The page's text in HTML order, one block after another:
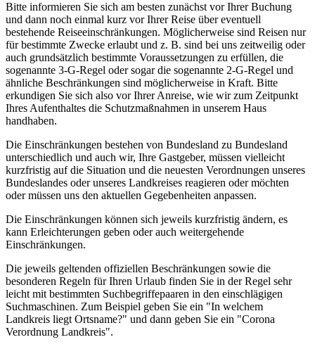
Bitte informieren Sie sich am besten zunächst vor Ihrer Buchung
und dann noch einmal kurz vor Ihrer Reise über eventuell
bestehende Reiseeinschränkungen. Möglicherweise sind Reisen nur
für bestimmte Zwecke erlaubt und z. B. sind bei uns zeitweilig oder
auch grundsätzlich bestimmte Voraussetzungen zu erfüllen, die
sogenannte 3-G-Regel oder sogar die sogenannte 2-G-Regel und
ähnliche Beschränkungen sind möglicherweise in Kraft. Bitte
erkundigen Sie sich also vor Ihrer Anreise, wie wir zum Zeitpunkt
Ihres Aufenthaltes die Schutzmaßnahmen in unserem Haus
handhaben.
Die Einschränkungen bestehen von Bundesland zu Bundesland
unterschiedlich und auch wir, Ihre Gastgeber, müssen vielleicht
kurzfristig auf die Situation und die neuesten Verordnungen unseres
Bundeslandes oder unseres Landkreises reagieren oder möchten
oder müssen uns den aktuellen Gegebenheiten anpassen.
Die Einschränkungen können sich jeweils kurzfristig ändern, es
kann Erleichterungen geben oder auch weitergehende
Einschränkungen.
Die jeweils geltenden offiziellen Beschränkungen sowie die
besonderen Regeln für Ihren Urlaub finden Sie in der Regel sehr
leicht mit bestimmten Suchbegriffepaaren in den einschlägigen
Suchmaschinen. Zum Beispiel geben Sie ein "In welchem
Landkreis liegt Ortsname?" und dann geben Sie ein "Corona
Verordnung Landkreis".